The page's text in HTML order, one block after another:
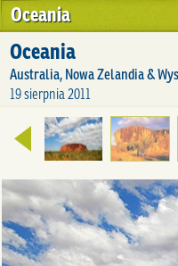
Oceania
Oceania
Australia, Nowa Zelandia &
19 sierpnia 2011